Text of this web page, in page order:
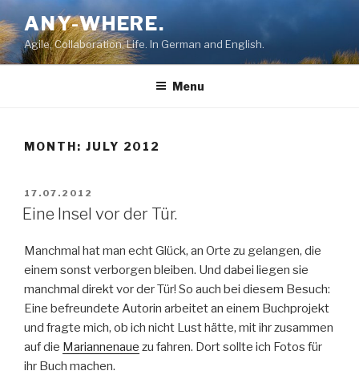
Skip
to
content
ANY-WHERE.
Agile, Collaboration, Life. In German and English.
Menu
MONTH: JULY 2012
POSTED
ON
17.07.2012
Eine Insel vor der Tür.
Manchmal hat man echt Glück, an Orte zu gelangen, die
einem sonst verborgen bleiben. Und dabei liegen sie
manchmal direkt vor der Tür! So auch bei diesem Besuch:
Eine befreundete Autorin arbeitet an einem Buchprojekt
und fragte mich, ob ich nicht Lust hätte, mit ihr zusammen
auf die Mariannenaue zu fahren. Dort sollte ich Fotos für
ihr Buch machen.